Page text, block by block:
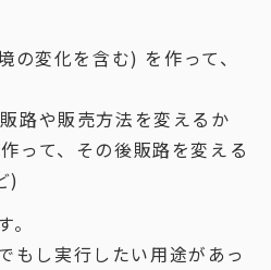
変化を含む) を作って、
路や販売方法を変えるか
って、その後販路を変える
)
もし実行したい用途があっ